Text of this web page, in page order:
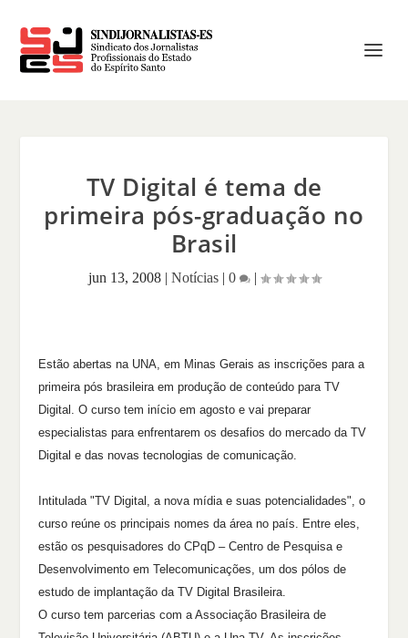
TV Digital é tema de
primeira pós-graduação no
Brasil
jun 13, 2008| Notícias| 0 |
Estão abertas na UNA, em Minas Gerais as inscrições para a
primeira pós brasileira em produção de conteúdo para TV
Digital. O curso tem início em agosto e vai preparar
especialistas para enfrentarem os desafios do mercado da TV
Digital e das novas tecnologias de comunicação.
Intitulada "TV Digital, a nova mídia e suas potencialidades", o
curso reúne os principais nomes da área no país. Entre eles,
estão os pesquisadores do CPqD – Centro de Pesquisa e
Desenvolvimento em Telecomunicações, um dos pólos de
estudo de implantação da TV Digital Brasileira.
O curso tem parcerias com a Associação Brasileira de